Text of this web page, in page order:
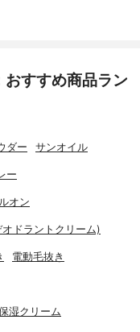
すすめ商品ラン
ダー サンオイル
ー
オン
ドラントクリーム)
電動毛抜き
湿クリーム